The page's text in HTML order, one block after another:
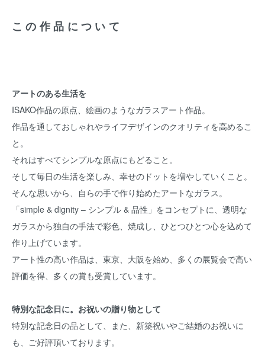
この作品について
アートのある生活を
ISAKO作品の原点、絵画のようなガラスアート作品。
作品を通しておしゃれやライフデザインのクオリティを高めるこ
と。
それはすべてシンプルな原点にもどること。
そして毎日の生活を楽しみ、幸せのドットを増やしていくこと。
そんな思いから、自らの手で作り始めたアートなガラス。
「simple & dignity – シンプル & 品性」をコンセプトに、透明な
ガラスから独自の手法で彩色、焼成し、ひとつひとつ心を込めて
作り上げています。
アート性の高い作品は、東京、大阪を始め、多くの展覧会で高い
評価を得、多くの賞も受賞しています。
特別な記念日に。お祝いの贈り物として
特別な記念日の品として、また、新築祝いやご結婚のお祝いに
も、ご好評頂いております。